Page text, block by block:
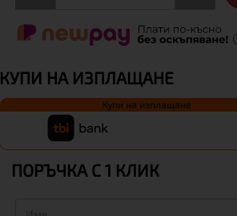
КУПИ НА ИЗПЛАЩАНЕ
Купи на изплащане
ПОРЪЧКА С 1 КЛИК